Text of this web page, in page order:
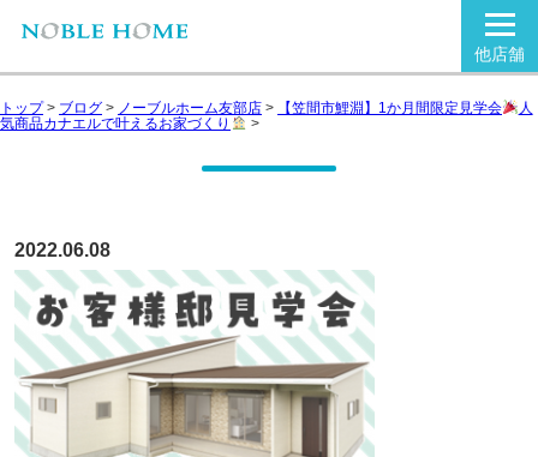
他店舗
トップ> ブログ > ノーブルホーム友部店 > 【笠間市鯉淵】1か月間限定見学会
人
気商品カナエルで叶えるお家づくり
>
2022.06.08